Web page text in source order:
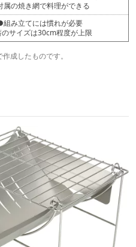
属の焼き網で料理ができる
組み立てには慣れが必要
サイズは30cm程度が上限
成したものです。